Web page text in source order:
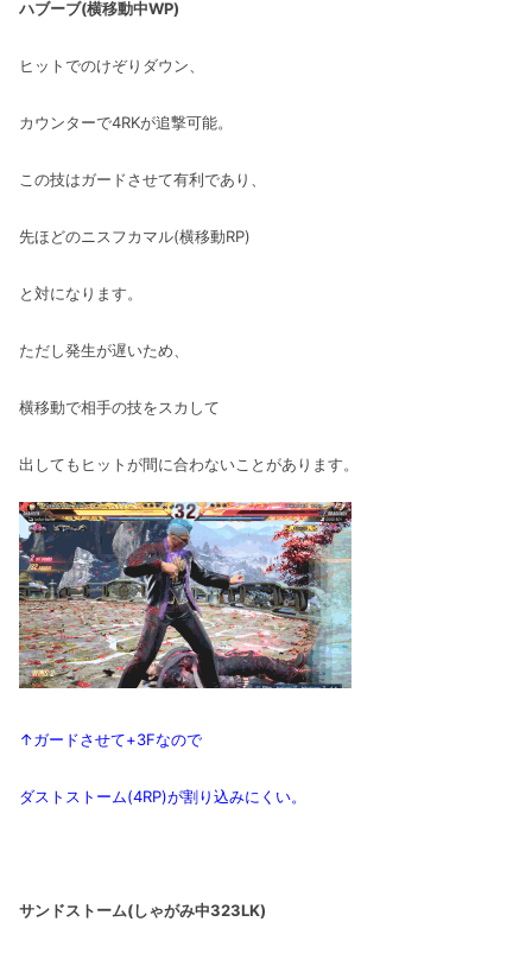
ハブーブ(横移動中WP)
ヒットでのけぞりダウン、
カウンターで4RKが追撃可能。
この技はガードさせて有利であり、
先ほどのニスフカマル(横移動RP)
と対になります。
ただし発生が遅いため、
横移動で相手の技をスカして
出してもヒットが間に合わないことがあります。
↑ガードさせて+3Fなので
ダストストーム(4RP)が割り込みにくい。
サンドストーム(しゃがみ中323LK)